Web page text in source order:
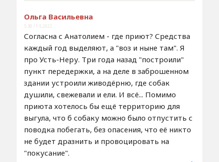
Ольга Васильевна
5:30 / 1.5.2022
Согласна с Анатолием - где приют? Средства
каждый год выделяют, а "воз и ныне там". Я
про Усть-Неру. Три года назад "построили"
пункт передержки, а на деле в заброшенном
здании устроили живодёрню, где собак
душили, свежевали и ели. И всё... Помимо
приюта хотелось бы ещё территорию для
выгула, что б собаку можно было отпустить с
поводка побегать, без опасения, что её никто
не будет дразнить и провоцировать на
"покусание".